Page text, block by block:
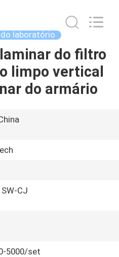
laboratório
do filtro
limpo vertical
do armário
CJ
5000/set